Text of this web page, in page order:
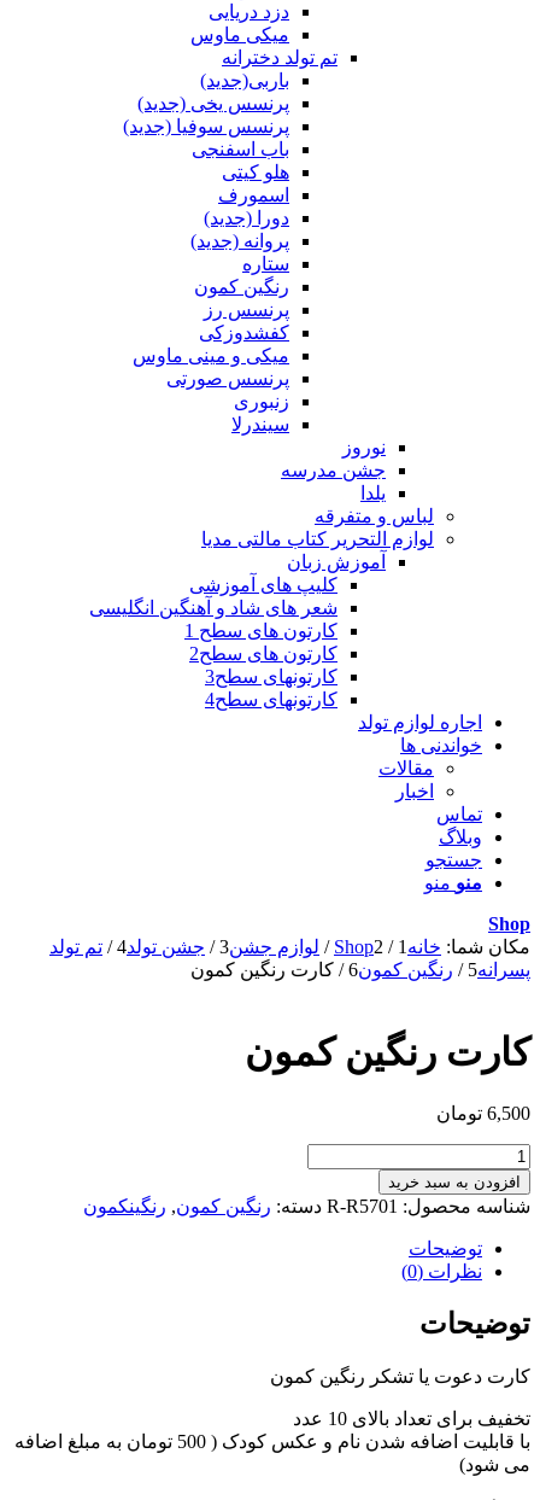
دزد دریایی
میکی ماوس
تم تولد دخترانه
باربی(جدید)
پرنسس یخی (جدید)
پرنسس سوفیا (جدید)
باب اسفنجی
هلو کیتی
اسمورف
دورا (جدید)
پروانه (جدید)
ستاره
رنگین کمون
پرنسس رز
کفشدوزکی
میکی و مینی ماوس
پرنسس صورتی
زنبوری
سیندرلا
نوروز
جشن مدرسه
یلدا
لباس و متفرقه
لوازم التحریر کتاب مالتی مدیا
آموزش زبان
کلیپ های آموزشی
شعر های شاد و آهنگین انگلیسی
کارتون های سطح 1
کارتون های سطح2
کارتونهای سطح3
کارتونهای سطح4
اجاره لوازم تولد
خواندنی ها
مقالات
اخبار
تماس
وبلاگ
جستجو
منو منو
Shop
مکان شما: خانه 1
/
Shop2
/ لوازم جشن3
/ جشن تولد4
/ تم تولد
پسرانه5
/ رنگین کمون6
/ کارت رنگین کمون
کارت رنگین کمون
6,500 تومان
کارت
رنگین
کمون
افزودن به سبد خرید
شناسه محصول: R-R5701 دسته: رنگین کمون, رنگینکمون
توضیحات
نظرات (0)
توضیحات
کارت دعوت یا تشکر رنگین کمون
تخفیف برای تعداد بالای 10 عدد
با قابلیت اضافه شدن نام و عکس کودک ( 500 تومان به مبلغ اضافه
می شود)